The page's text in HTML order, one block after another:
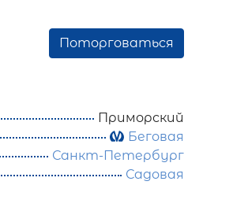
Поторговаться
Приморский
Беговая
Санкт-Петербург
Садовая